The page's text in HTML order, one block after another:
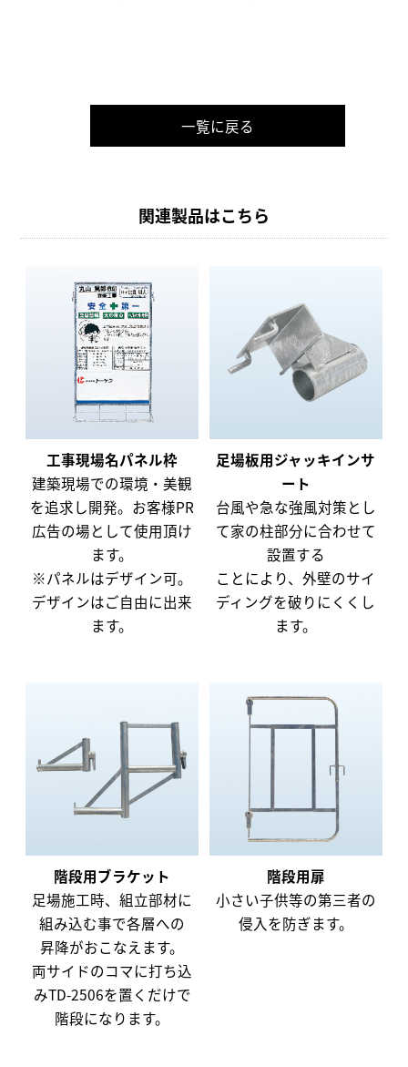
一覧に戻る
関連製品はこちら
工事現場名パネル枠
建築現場での環境・美観
を追求し開発。お客様PR
広告の場として使用頂け
ます。
※パネルはデザイン可。
デザインはご自由に出来
ます。
足場板用ジャッキインサ
ート
台風や急な強風対策とし
て家の柱部分に合わせて
設置する
ことにより、外壁のサイ
ディングを破りにくくし
ます。
階段用ブラケット
足場施工時、組立部材に
組み込む事で各層への
昇降がおこなえます。
両サイドのコマに打ち込
みTD-2506を置くだけで
階段になります。
階段用扉
小さい子供等の第三者の
侵入を防ぎます。